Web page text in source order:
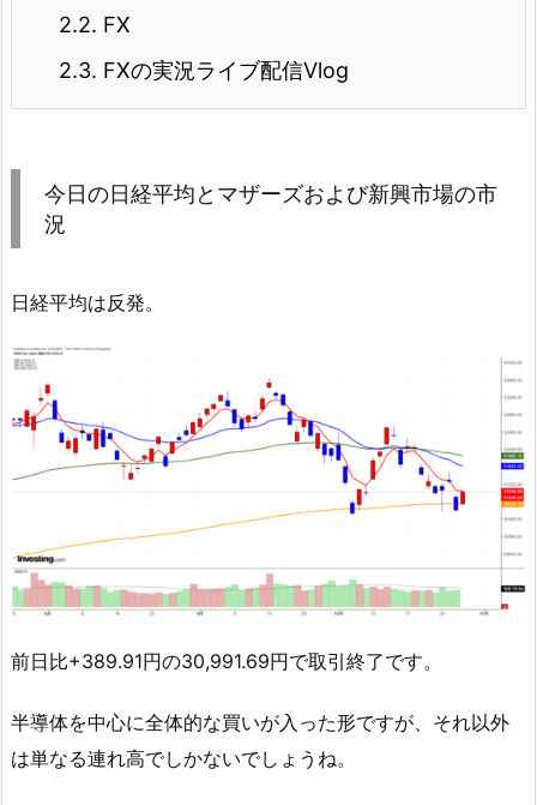
2.2. FX
2.3. FXの実況ライブ配信Vlog
今日の日経平均とマザーズおよび新興市場の市
況
日経平均は反発。
前日比+389.91円の30,991.69円で取引終了です。
半導体を中心に全体的な買いが入った形ですが、それ以外
は単なる連れ高でしかないでしょうね。